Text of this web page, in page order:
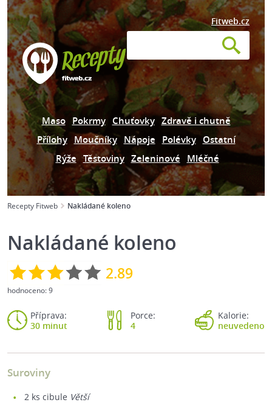
Fitweb.cz
Maso Pokrmy Chuťovky Zdravě i chutně
Přílohy Moučníky Nápoje Polévky Ostatní
Rýže Těstoviny Zeleninové Mléčné
Recepty Fitweb Nakládané koleno
Nakládané koleno
2.89
hodnoceno:9
Příprava:
30 minut
Porce:
4
Kalorie:
neuvedeno
Suroviny
2 ks cibule Větší